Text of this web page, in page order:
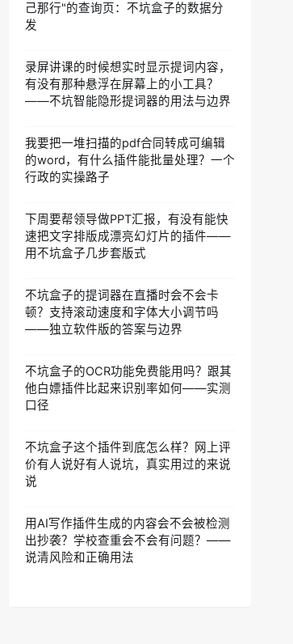
己那行"的查询页：不坑盒子的数据分
发
录屏讲课的时候想实时显示提词内容，
有没有那种悬浮在屏幕上的小工具？
——不坑智能隐形提词器的用法与边界
我要把一堆扫描的pdf合同转成可编辑
的word，有什么插件能批量处理？一个
行政的实操路子
下周要帮领导做PPT汇报，有没有能快
速把文字排版成漂亮幻灯片的插件——
用不坑盒子几步套版式
不坑盒子的提词器在直播时会不会卡
顿？支持滚动速度和字体大小调节吗
——独立软件版的答案与边界
不坑盒子的OCR功能免费能用吗？跟其
他白嫖插件比起来识别率如何——实测
口径
不坑盒子这个插件到底怎么样？网上评
价有人说好有人说坑，真实用过的来说
说
用AI写作插件生成的内容会不会被检测
出抄袭？学校查重会不会有问题？——
说清风险和正确用法